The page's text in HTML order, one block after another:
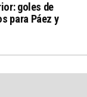
goles de
para Páez y